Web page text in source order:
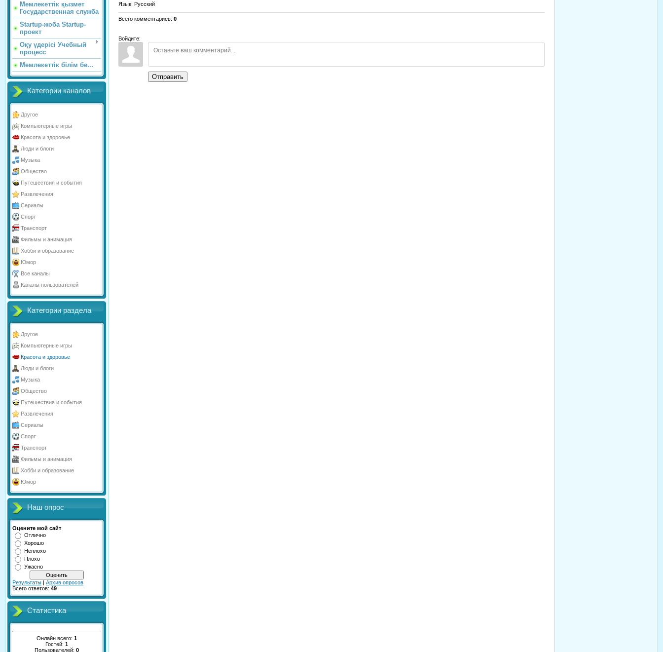
Мемлекеттік қызмет
Государственная служба
Startup-жоба Startup-
проект
Оқу үдерісі Учебный
процесс
Мемлекеттік білім бе...
Категории каналов
Другое
Компьютерные игры
Красота и здоровье
Люди и блоги
Музыка
Общество
Путешествия и события
Развлечения
Сериалы
Спорт
Транспорт
Фильмы и анимация
Хобби и образование
Юмор
Все каналы
Каналы пользователей
Категории раздела
Другое
Компьютерные игры
Красота и здоровье
Люди и блоги
Музыка
Общество
Путешествия и события
Развлечения
Сериалы
Спорт
Транспорт
Фильмы и анимация
Хобби и образование
Юмор
Наш опрос
Оцените мой сайт
Отлично
Хорошо
Неплохо
Плохо
Ужасно
Результаты | Архив опросов
Всего ответов: 49
Статистика
Онлайн всего: 1
Гостей: 1
Пользователей: 0
Язык: Русский
Всего комментариев: 0
Войдите:
Отправить